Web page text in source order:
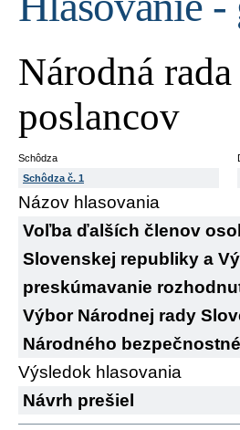
Národná
poslancov
Schôdza
Schôdza č. 1
Názov hlasovania
Voľba ďalších členov
Slovenskej republiky a
preskúmavanie
Výbor Národnej rady
Národného
Výsledok hlasovania
Návrh prešiel